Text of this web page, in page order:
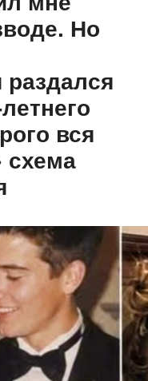
Но
вся
схема